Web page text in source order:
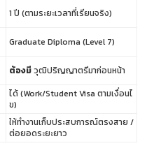
1 ปี (ตามระยะเวลาที่เรียนจริง)
Graduate Diploma (Level 7)
ต้องมีวุฒิปริญญาตรีมาก่อนหน้า
ได้ (Work/Student Visa ตามเงื่อนไ
ข)
ให้ทำงานเก็บประสบการณ์ตรงสาย /
ต่อยอดระยะยาว